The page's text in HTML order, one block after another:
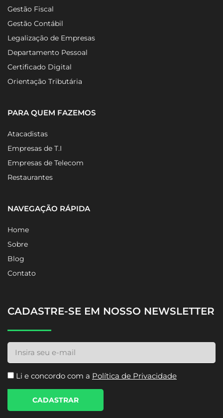
Gestão Fiscal
Gestão Contábil
Legalização de Empresas
Departamento Pessoal
Certificado Digital
Orientação Tributária
PARA QUEM FAZEMOS
Atacadistas
Empresas de T.I
Empresas de Telecom
Restaurantes
NAVEGAÇÃO RÁPIDA
Home
Sobre
Blog
Contato
CADASTRE-SE EM NOSSO NEWSLETTER
Li e concordo com a Política de Privacidade
CADASTRAR